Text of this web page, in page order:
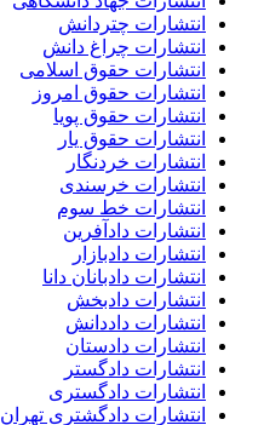
انتشارات چتردانش
انتشارات چراغ دانش
انتشارات حقوق اسلامی
انتشارات حقوق امروز
انتشارات حقوق پویا
انتشارات حقوق یار
انتشارات خردنگار
انتشارات خرسندی
انتشارات خط سوم
انتشارات دادآفرین
انتشارات دادبازار
انتشارات دادبانان دانا
انتشارات دادبخش
انتشارات داددانش
انتشارات دادستان
انتشارات دادگستر
انتشارات دادگستری
انتشارات دادگشتری تهران